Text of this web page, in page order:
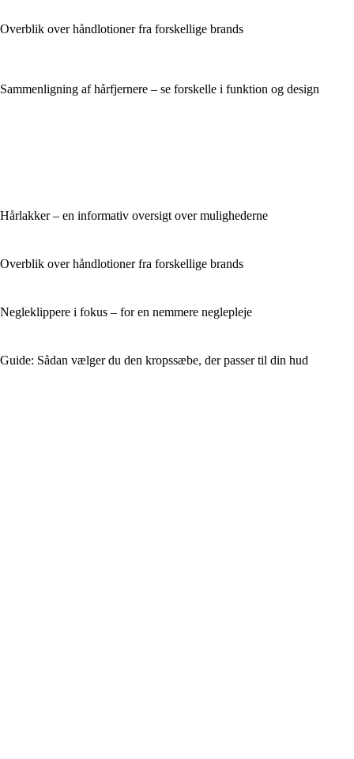
Overblik over håndlotioner fra forskellige brands
Sammenligning af hårfjernere – se forskelle i funktion og design
Hårlakker – en informativ oversigt over mulighederne
Overblik over håndlotioner fra forskellige brands
Negleklippere i fokus – for en nemmere neglepleje
Guide: Sådan vælger du den kropssæbe, der passer til din hud